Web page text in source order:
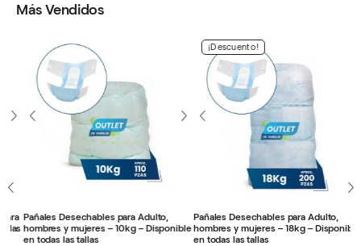
Más Vendidos
Pañales Desechables para Adulto,
hombres y mujeres – 10kg – Disponible
en todas las tallas
¡Descuento!
Pañales Desechables para Adulto,
hombres y mujeres – 18kg – Disponible
en todas las tallas